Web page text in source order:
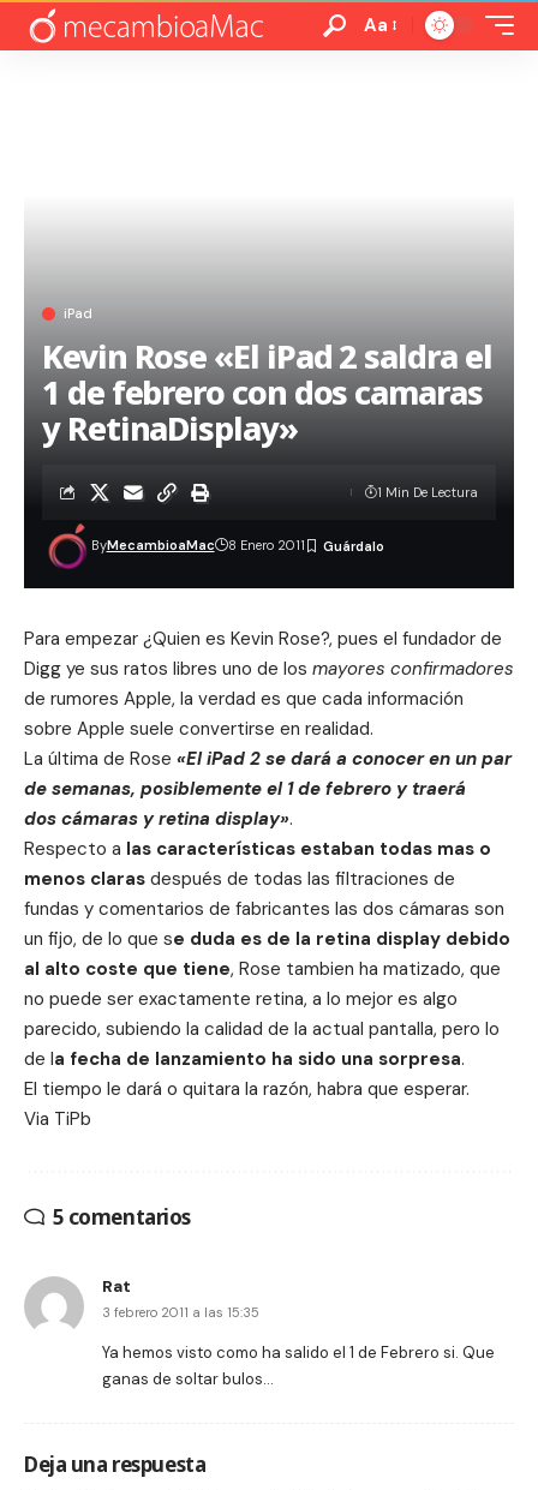
Aa
iPad
Kevin Rose «El iPad 2 saldra el
1 de febrero con dos camaras
y RetinaDisplay»
ByMecambioaMac 8 Enero 2011
1 Min De Lectura
Para empezar ¿Quien es Kevin Rose?, pues el fundador de
Digg ye sus ratos libres uno de los mayores confirmadores
de rumores Apple, la verdad es que cada información
sobre Apple suele convertirse en realidad.
La última de Rose «El iPad 2 se dará a conocer en un par
de semanas, posiblemente el 1 de febrero y traerá
dos cámaras y retina display».
Respecto a las características estaban todas mas o
menos claras después de todas las filtraciones de
fundas y comentarios de fabricantes las dos cámaras son
un fijo, de lo que se duda es de la retina display debido
al alto coste que tiene, Rose tambien ha matizado, que
no puede ser exactamente retina, a lo mejor es algo
parecido, subiendo la calidad de la actual pantalla, pero lo
de la fecha de lanzamiento ha sido una sorpresa.
El tiempo le dará o quitara la razón, habra que esperar.
Via TiPb
5 comentarios
Rat
3 febrero 2011 a las 15:35
Ya hemos visto como ha salido el 1 de Febrero si. Que
ganas de soltar bulos…
Deja una respuesta